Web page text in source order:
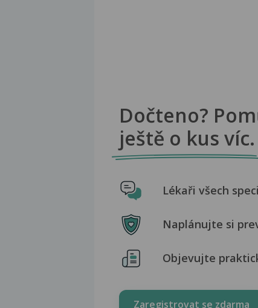
Dočteno?
ještě o kus víc.
Lékaři všech
Naplánujte si
Objevujte
Zaregistrovat se zdarma